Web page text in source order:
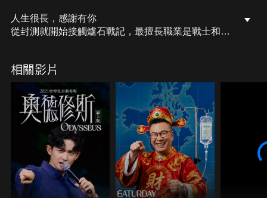
人生很長，感謝有你
從封測就開始接觸爐石戰記，最擅長職業是戰士和牧
醒吧， 趁此良機，莫再猶豫，恭請蛇界至尊雙飛寶
典！ OSkomodo 還不一起加入蛇教跟著教主一起前
進!
相關影片